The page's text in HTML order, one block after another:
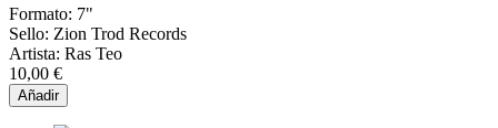
Formato: 7"
Sello: Zion Trod Records
Artista: Ras Teo
10,00 €
Añadir